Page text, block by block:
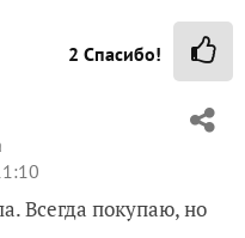
2 Спасибо!
Всегда покупаю, но